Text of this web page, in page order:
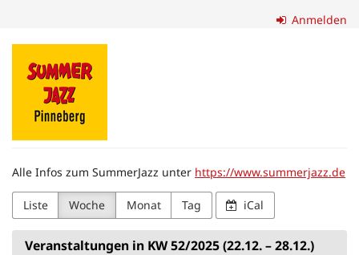
Inhalt
springen
Anmelden
Förderverein
SummerJazz
Pinneberg
e.
V.
Alle Infos zum SummerJazz unter https://www.summerjazz.de
Liste Woche Monat Tag iCal
Veranstaltungen in KW 52/2025 (22.12. – 28.12.)